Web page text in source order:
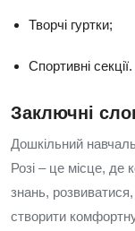
Творчі гуртки;
Спортивні секції.
Заключні
Дошкільний
Розі – це місце, де
знань,
створити